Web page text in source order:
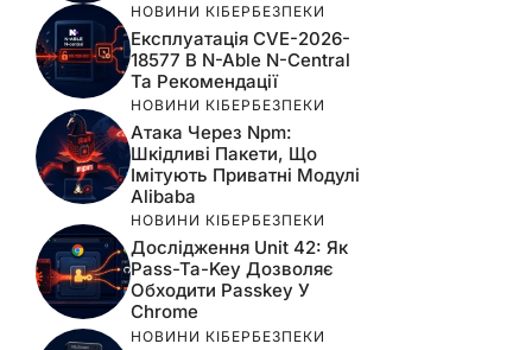
НОВИНИ КІБЕРБЕЗПЕКИ
Експлуатація CVE-2026-
18577 В N-Able N-Central
Та Рекомендації
НОВИНИ КІБЕРБЕЗПЕКИ
Атака Через Npm:
Шкідливі Пакети, Що
Імітують Приватні Модулі
Alibaba
НОВИНИ КІБЕРБЕЗПЕКИ
Дослідження Unit 42: Як
Pass-Ta-Key Дозволяє
Обходити Passkey У
Chrome
НОВИНИ КІБЕРБЕЗПЕКИ